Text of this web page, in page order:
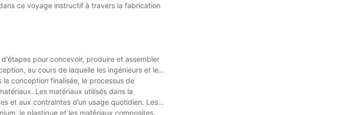
ce voyage instructif à travers la fabrication
pour concevoir, produire et assembler
au cours de laquelle les ingénieurs et les
conception finalisée, le processus de
Les matériaux utilisés dans la
et aux contraintes d’un usage quotidien. Les
le plastique et les matériaux composites.